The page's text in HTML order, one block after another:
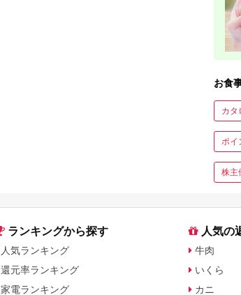
お食
カタ
ポイ
株主
ランキングから探す
人気ランキング
還元率ランキング
家電ランキング
人気の
牛肉
いくら
カニ